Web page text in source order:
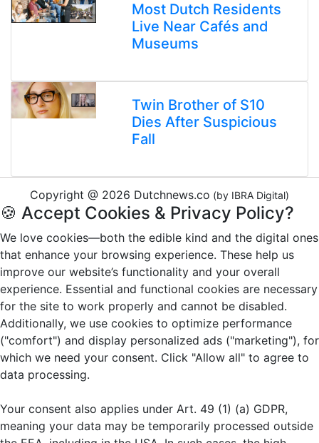
Most Dutch Residents
Live Near Cafés and
Museums
Twin Brother of S10
Dies After Suspicious
Fall
Copyright @ 2026 Dutchnews.co (by IBRA Digital)
🍪 Accept Cookies & Privacy Policy?
We love cookies—both the edible kind and the digital ones
that enhance your browsing experience. These help us
improve our website’s functionality and your overall
experience. Essential and functional cookies are necessary
for the site to work properly and cannot be disabled.
Additionally, we use cookies to optimize performance
("comfort") and display personalized ads ("marketing"), for
which we need your consent. Click "Allow all" to agree to
data processing.
Your consent also applies under Art. 49 (1) (a) GDPR,
meaning your data may be temporarily processed outside